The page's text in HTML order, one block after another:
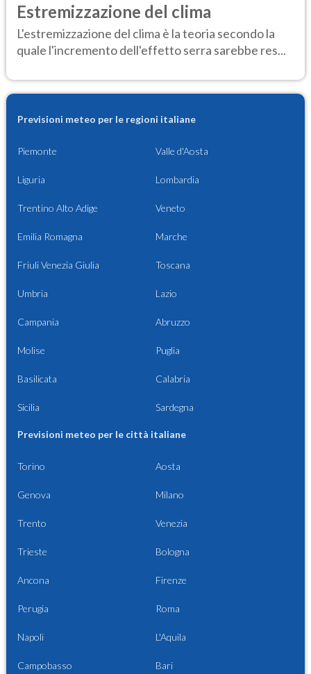
Estremizzazione del clima
L'estremizzazione del clima è la teoria secondo la
quale l'incremento dell'effetto serra sarebbe res...
Previsioni meteo per le regioni italiane
Piemonte Valle d'Aosta
Liguria Lombardia
Trentino Alto Adige Veneto
Emilia Romagna Marche
Friuli Venezia Giulia Toscana
Umbria Lazio
Campania Abruzzo
Molise Puglia
Basilicata Calabria
Sicilia Sardegna
Previsioni meteo per le città italiane
Torino Aosta
Genova Milano
Trento Venezia
Trieste Bologna
Ancona Firenze
Perugia Roma
Napoli L'Aquila
Campobasso Bari